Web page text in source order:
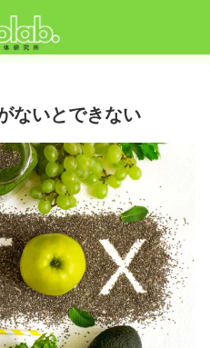
ないとできない